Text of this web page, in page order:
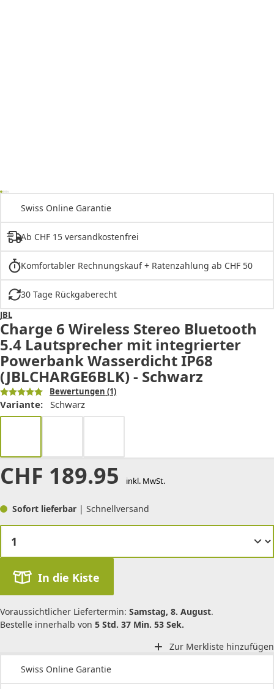
Swiss Online Garantie
Ab CHF 15 versandkostenfrei
Komfortabler Rechnungskauf + Ratenzahlung ab CHF 50
30 Tage Rückgaberecht
JBL
Charge 6 Wireless Stereo Bluetooth
5.4 Lautsprecher mit integrierter
Powerbank Wasserdicht IP68
(JBLCHARGE6BLK) - Schwarz
Bewertungen (1)
Variante: Schwarz
CHF 189.95 inkl. MwSt.
Sofort lieferbar | Schnellversand
In die Kiste
Voraussichtlicher Liefertermin: Samstag, 8. August.
Bestelle innerhalb von 5 Std. 37 Min. 53 Sek.
Zur Merkliste hinzufügen
Swiss Online Garantie